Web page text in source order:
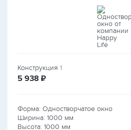
Конструкция 1
5 938 руб.
₽
Форма: Одностворчатое окно
Ширина: 1000 мм
Высота: 1000 мм